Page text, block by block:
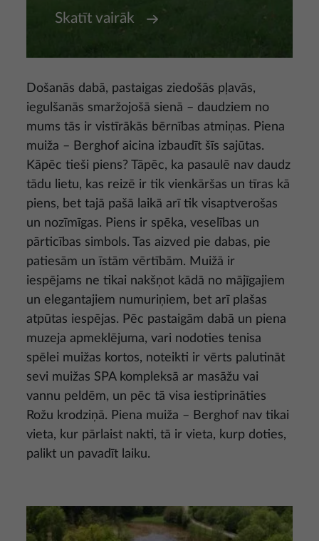
Skatīt vairāk
Došanās dabā, pastaigas ziedošās pļavās,
iegulšanās smaržojošā sienā – daudziem no
mums tās ir vistīrākās bērnības atmiņas. Piena
muiža – Berghof aicina izbaudīt šīs sajūtas.
Kāpēc tieši piens? Tāpēc, ka pasaulē nav daudz
tādu lietu, kas reizē ir tik vienkāršas un tīras kā
piens, bet tajā pašā laikā arī tik visaptverošas
un nozīmīgas. Piens ir spēka, veselības un
pārticības simbols. Tas aizved pie dabas, pie
patiesām un īstām vērtībām. Muižā ir
iespējams ne tikai nakšņot kādā no mājīgajiem
un elegantajiem numuriņiem, bet arī plašas
atpūtas iespējas. Pēc pastaigām dabā un piena
muzeja apmeklējuma, vari nodoties tenisa
spēlei muižas kortos, noteikti ir vērts palutināt
sevi muižas SPA kompleksā ar masāžu vai
vannu peldēm, un pēc tā visa iestiprināties
Rožu krodziņā. Piena muiža – Berghof nav tikai
vieta, kur pārlaist nakti, tā ir vieta, kurp doties,
palikt un pavadīt laiku.
Attēls